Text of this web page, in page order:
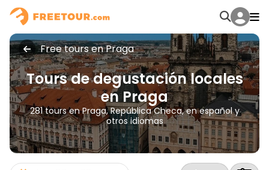
Free tours en Praga
Tours de degustación locales
en Praga
281 tours en Praga, República Checa, en español y
otros idiomas